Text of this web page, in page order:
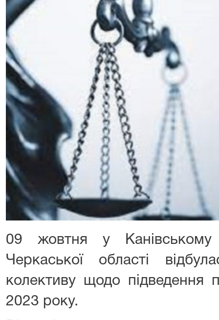
09 жовтня у Канівському
Черкаської області
колективу щодо підведення
2023 року.